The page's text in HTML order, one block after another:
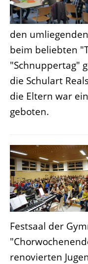
den
beim beliebten
"Schnuppertag"
die Schulart
die Eltern war
geboten.
Festsaal der
renovierten